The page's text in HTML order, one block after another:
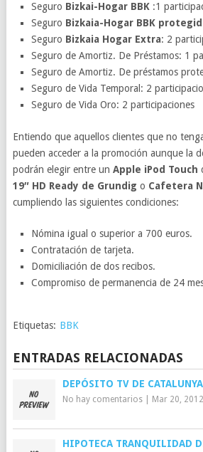
Seguro Bizkai-Hogar BBK :1
Seguro Bizkaia-Hogar BBK
Seguro Bizkaia Hogar Extra: 2
Seguro de Amortiz. De Préstamos: 1
Seguro de Amortiz. De préstamos
Seguro de Vida Temporal: 2
Seguro de Vida Oro: 2 participaciones
Entiendo que aquellos clientes que no
pueden acceder a la promoción aunque la
podrán elegir entre un Apple iPod Touch
19″ HD Ready de Grundig o Cafetera
cumpliendo las siguientes condiciones:
Nómina igual o superior a 700 euros.
Contratación de tarjeta.
Domiciliación de dos recibos.
Compromiso de permanencia de 24
Etiquetas: BBK
ENTRADAS RELACIONADAS
DEPÓSITO TV DE
No hay comentarios| Mar 20, 2012
HIPOTECA TRANQUILIDAD